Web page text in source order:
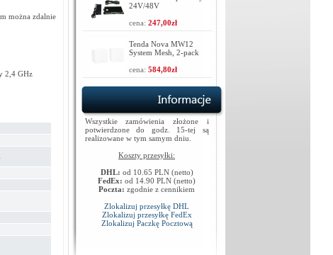
można zdalnie
2,4 GHz
24V/48V
cena: 247,00zł
Tenda Nova MW12
System Mesh, 2-pack
cena: 584,80zł
Wszystkie zamówienia złożone i
potwierdzone do godz. 15-tej są
realizowane w tym samym dniu.
Koszty przesyłki:
DHL: od 10.65 PLN (netto)
FedEx: od 14.90 PLN (netto)
Poczta: zgodnie z cennikiem
Zlokalizuj przesyłkę DHL
Zlokalizuj przesyłkę FedEx
Zlokalizuj Paczkę Pocztową